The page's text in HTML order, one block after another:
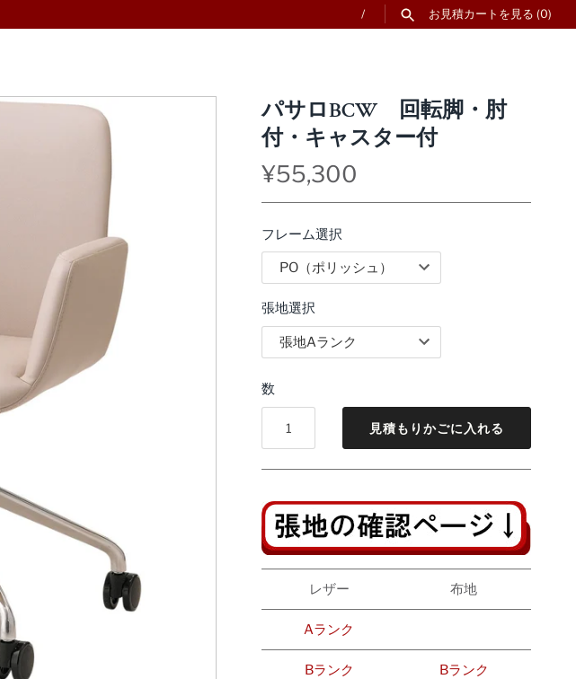
/ お見積カートを見る (0)
パサロBCW 回転脚・肘
付・キャスター付
¥55,300
フレーム選択
張地選択
数
見積もりかごに入れる
レザー 布地
Aランク
Bランク Bランク